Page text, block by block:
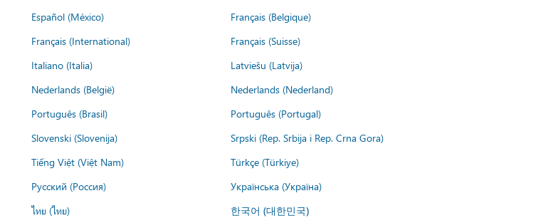
Español (México)
Français (Belgique)
Français (International)
Français (Suisse)
Italiano (Italia)
Latviešu (Latvija)
Nederlands (België)
Nederlands (Nederland)
Português (Brasil)
Português (Portugal)
Slovenski (Slovenija)
Srpski (Rep. Srbija i Rep. Crna Gora)
Tiếng Việt (Việt Nam)
Türkçe (Türkiye)
Русский (Россия)
Українська (Україна)
ไทย (ไทย) 한국어 (대한민국)